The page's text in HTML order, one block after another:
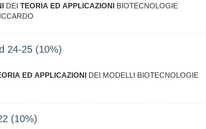
DEI TEORIA ED APPLICAZIONI BIOTECNOLOGIE
24-25 (10%)
ED APPLICAZIONI DEI MODELLI BIOTECNOLOGIE
(10%)